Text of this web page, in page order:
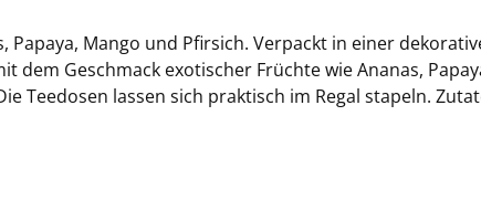
Mango und Pfirsich. Verpackt in einer
Geschmack exotischer Früchte wie Ananas,
im Regal stapeln. Zutaten: Apfelstücke (56%), Ananasstücke (10%)